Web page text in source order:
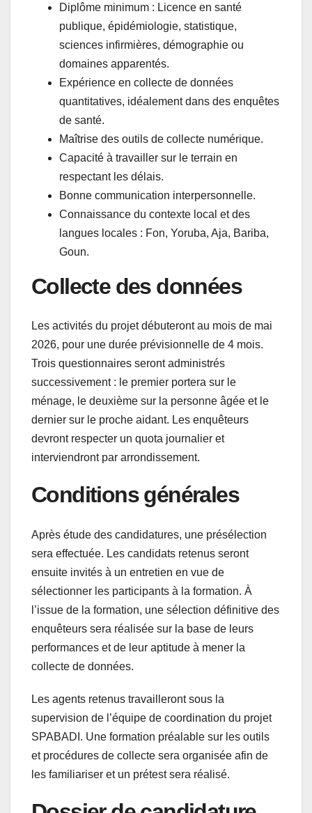
Diplôme minimum : Licence en santé
publique, épidémiologie, statistique,
sciences infirmières, démographie ou
domaines apparentés.
Expérience en collecte de données
quantitatives, idéalement dans des enquêtes
de santé.
Maîtrise des outils de collecte numérique.
Capacité à travailler sur le terrain en
respectant les délais.
Bonne communication interpersonnelle.
Connaissance du contexte local et des
langues locales : Fon, Yoruba, Aja, Bariba,
Goun.
Collecte des données
Les activités du projet débuteront au mois de mai
2026, pour une durée prévisionnelle de 4 mois.
Trois questionnaires seront administrés
successivement : le premier portera sur le
ménage, le deuxième sur la personne âgée et le
dernier sur le proche aidant. Les enquêteurs
devront respecter un quota journalier et
interviendront par arrondissement.
Conditions générales
Après étude des candidatures, une présélection
sera effectuée. Les candidats retenus seront
ensuite invités à un entretien en vue de
sélectionner les participants à la formation. À
l’issue de la formation, une sélection définitive des
enquêteurs sera réalisée sur la base de leurs
performances et de leur aptitude à mener la
collecte de données.
Les agents retenus travailleront sous la
supervision de l’équipe de coordination du projet
SPABADI. Une formation préalable sur les outils
et procédures de collecte sera organisée afin de
les familiariser et un prétest sera réalisé.